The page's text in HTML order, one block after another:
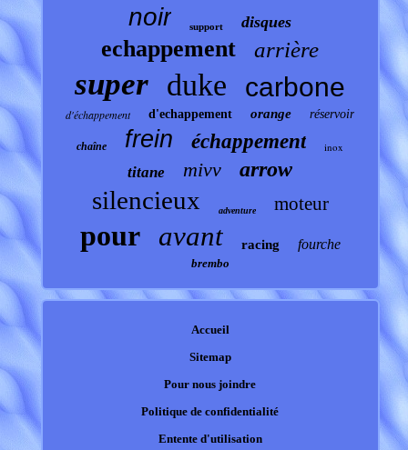
noir support disques
echappement arrière
super duke carbone
d'échappement d'echappement orange réservoir
chaîne frein échappement inox
titane mivv arrow
silencieux adventure moteur
pour avant racing fourche
brembo
Accueil
Sitemap
Pour nous joindre
Politique de confidentialité
Entente d'utilisation